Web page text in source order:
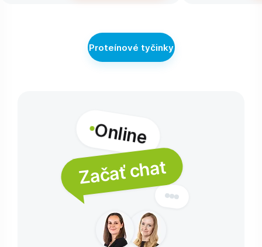
Proteínové tyčinky
Online
Začať chat